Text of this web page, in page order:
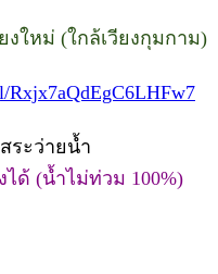
ใหม่ (ใกล้เวียงกุมกาม)
Rxjx7aQdEgC6LHFw7
ระว่ายน้ำ
ด้ (น้ำไม่ท่วม 100%)